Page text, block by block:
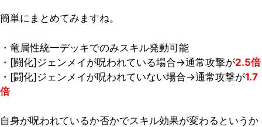
簡単にまとめてみますね。
・竜属性統一デッキでのみスキル発動可能
・[闘化]ジェンメイが呪われている場合→通常攻撃が2.5倍
・[闘化]ジェンメイが呪われていない場合→通常攻撃が1.7
倍
自身が呪われているか否かでスキル効果が変わるというか